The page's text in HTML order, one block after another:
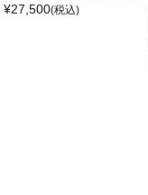
¥27,500(税込)